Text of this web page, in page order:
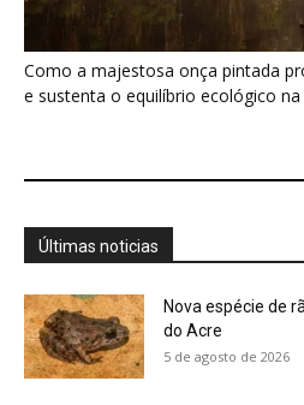
Sobre a Revista
Política de Privacidade, LGPD e
Últimas Notícias